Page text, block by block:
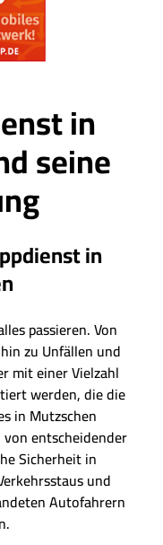
in
seine
in
passieren. Von
zu Unfällen und
mit einer Vielzahl
werden, die die
in Mutzschen
entscheidender
Sicherheit in
und
Autofahrern